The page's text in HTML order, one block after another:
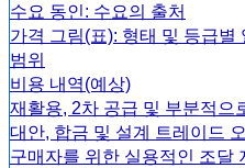
수요 동인: 수요의 출처
가격 그림(표): 형태 및 등급
범위
비용 내역(예상)
재활용, 2차 공급 및 부분적으
대안, 합금 및 설계 트레이드
구매자를 위한 실용적인 조달